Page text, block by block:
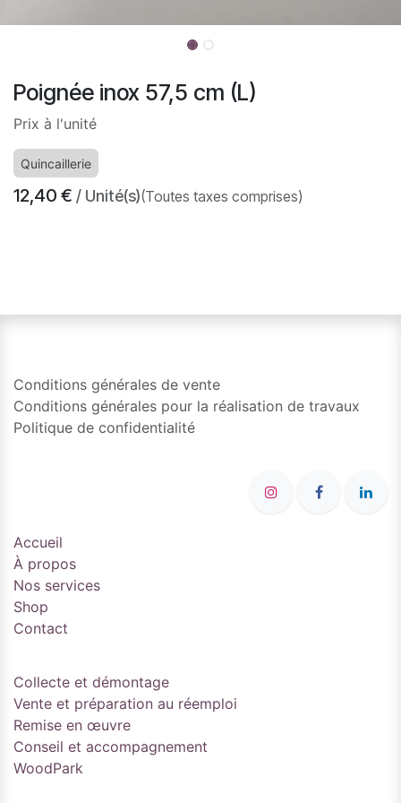
Poignée inox 57,5 cm (L)
Prix à l'unité
Quincaillerie
12,40 € / Unité(s)(Toutes taxes comprises)
Conditions générales de vente
Conditions générales pour la réalisation de travaux
Politique de confidentialité
Accueil
À propos
Nos services
Shop
Contact
Collecte et démontage
Vente et préparation au réemploi
Remise en œuvre
Conseil et accompagnement
WoodPark